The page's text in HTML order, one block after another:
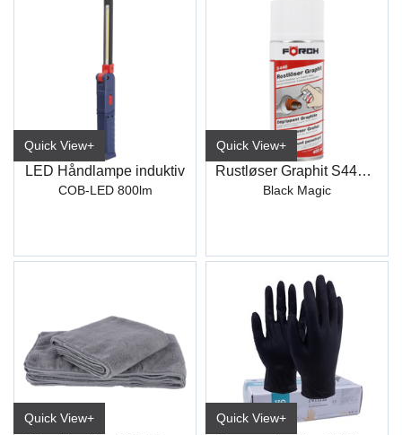
Quick View+
LED Håndlampe induktiv
COB-LED 800lm
Quick View+
Rustløser Graphit S446 400 ml
Black Magic
Quick View+ Quick View+